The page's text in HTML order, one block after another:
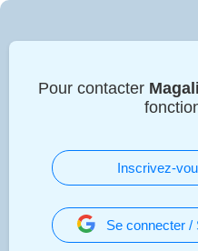
Pour contacter Magali
Inscrivez-
Se connecter /